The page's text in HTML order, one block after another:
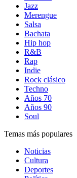
Jazz
Merengue
Salsa
Bachata
Hip hop
R&B
Rap
Indie
Rock clásico
Techno
Años 70
Años 90
Soul
Temas más populares
Noticias
Cultura
Deportes